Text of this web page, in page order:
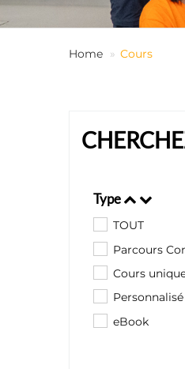
Home Cours
Type
TOUT
Parcours
Cours
Personnalisé
eBook